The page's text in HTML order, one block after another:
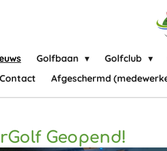
Golfbaan Golfclub
Contact
Afgeschermd
Geopend!